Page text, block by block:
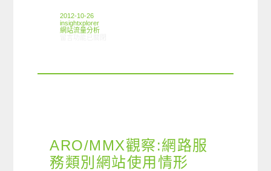
2012-10-26
insightxplorer
網站流量分析
ARO/MMX觀察:網路服
務類別網站使用情形